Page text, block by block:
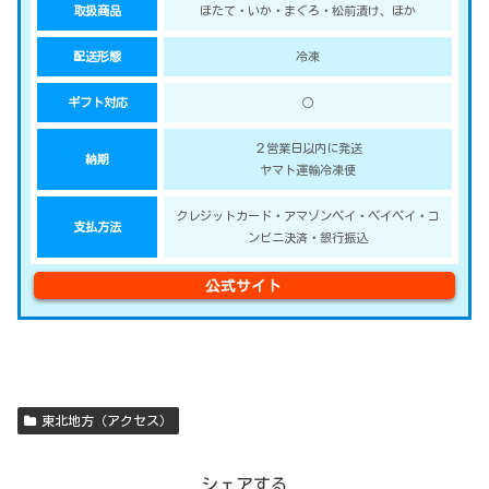
取扱商品 ほたて・いか・まぐろ・松前漬け、ほか
配送形態 冷凍
ギフト対応 ○
納期
２営業日以内に発送
ヤマト運輸冷凍便
支払方法
クレジットカード・アマゾンペイ・ペイペイ・コ
ンビニ決済・銀行振込
公式サイト
東北地方（アクセス）
シェアする